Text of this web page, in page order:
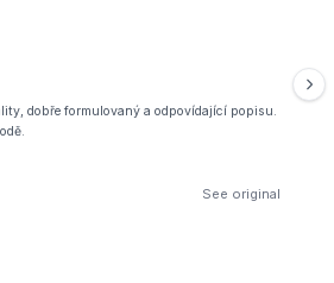
dobře formulovaný a odpovídající popisu.
See original